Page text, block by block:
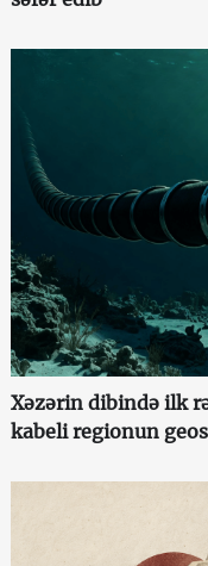
Xəzərin dibində ilk
kabeli regionun